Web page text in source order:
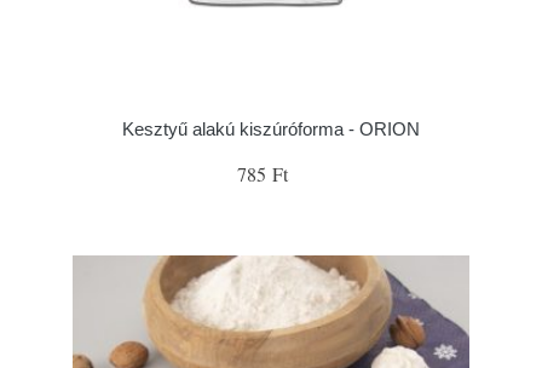
Kesztyű alakú kiszúróforma - ORION
785 Ft